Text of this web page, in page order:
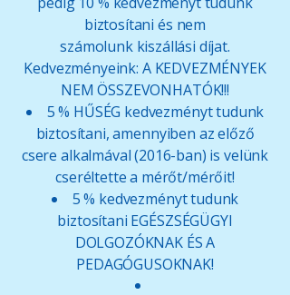
biztosítani és nem
számolunk kiszállási díjat.
Kedvezményeink: A KEDVEZMÉNYEK
NEM ÖSSZEVONHATÓK!!!
5 % HŰSÉG kedvezményt tudunk
biztosítani, amennyiben az előző
csere alkalmával (2016-ban) is velünk
cseréltette a mérőt/mérőit!
5 % kedvezményt tudunk
biztosítani EGÉSZSÉGÜGYI
DOLGOZÓKNAK ÉS A
PEDAGÓGUSOKNAK!